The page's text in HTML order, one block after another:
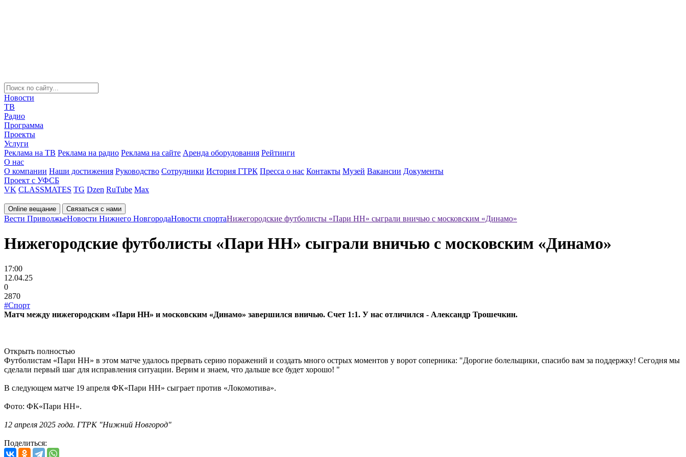
Новости
ТВ
Радио
Программа
Проекты
Услуги
Реклама на ТВ Реклама на радио Реклама на сайте Аренда оборудования Рейтинги
О нас
О компании Наши достижения Руководство Сотрудники История ГТРК Пресса о нас Контакты Музей Вакансии Документы
Проект с УФСБ
VK CLASSMATES TG Dzen RuTube Max
Online вещание Связаться с нами
Вести ПриволжьеНовости Нижнего НовгородаНовости спортаНижегородские футболисты «Пари НН» сыграли вничью с московским «Динамо»
Нижегородские футболисты «Пари НН» сыграли вничью с московским «Динамо»
17:00
12.04.25
0
2870
#Спорт
Матч между нижегородским «Пари НН» и московским «Динамо» завершился вничью. Счет 1:1. У нас отличился - Александр Трошечкин.
Открыть полностью
Футболистам «Пари НН» в этом матче удалось прервать серию поражений и создать много острых моментов у ворот соперника: "Дорогие болельщики, спасибо вам за поддержку! Сегодня мы
сделали первый шаг для исправления ситуации. Верим и знаем, что дальше все будет хорошо! "
В следующем матче 19 апреля ФК«Пари НН» сыграет против «Локомотива».
Фото: ФК«Пари НН».
12 апреля 2025 года. ГТРК "Нижний Новгород"
Поделиться: